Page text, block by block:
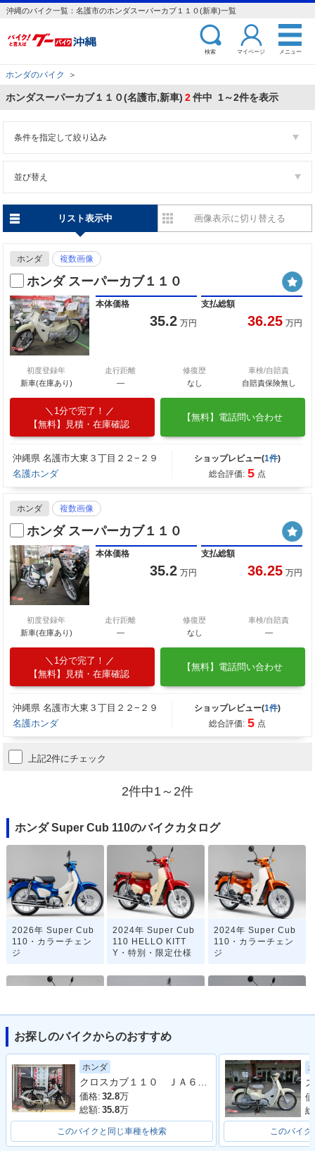
沖縄のバイク一覧：名護市のホンダスーパーカブ１１０(新車)一覧
検索 マイページ メニュー
ホンダのバイク ＞
ホンダスーパーカブ１１０(名護市,新車) 2件中 1～2件を表示
条件を指定して絞り込み
並び替え
リスト表示中 画像表示に切り替える
ホンダ 複数画像
ホンダ スーパーカブ１１０
本体価格
35.2 万円
支払総額
36.25 万円
初度登録年
新車(在庫あり)
走行距離
―
修復歴
なし
車検/自賠責
自賠責保険無し
1分で完了！
【無料】見積・在庫確認
【無料】電話問い合わせ
沖縄県 名護市大東３丁目２２−２９
名護ホンダ
ショップレビュー(1件)
総合評価: 5 点
ホンダ 複数画像
ホンダ スーパーカブ１１０
本体価格
35.2 万円
支払総額
36.25 万円
初度登録年
新車(在庫あり)
走行距離
―
修復歴
なし
車検/自賠責
―
1分で完了！
【無料】見積・在庫確認
【無料】電話問い合わせ
沖縄県 名護市大東３丁目２２−２９
名護ホンダ
ショップレビュー(1件)
総合評価: 5 点
上記2件にチェック
2件中1～2件
ホンダ Super Cub 110のバイクカタログ
2026年 Super Cub
110・カラーチェン
ジ
2024年 Super Cub
110 HELLO KITT
Y・特別・限定仕様
2024年 Super Cub
110・カラーチェン
ジ
2022年 Super Cub
110・マイナーチェ
ンジ
r.・特別・限定仕様
2020年 Super Cub
110・マイナーチェ
ンジ
お探しのバイクからのおすすめ
ホンダ
クロスカブ１１０ ＪＡ６０型 ２０２２年モデル ＡＢＳ ＳＰ忠男マフラー センターキャリア リアボックス その他カスタム多数車両
価格: 32.8万
総額: 35.8万
このバイクと同じ車種を検索 このバイク